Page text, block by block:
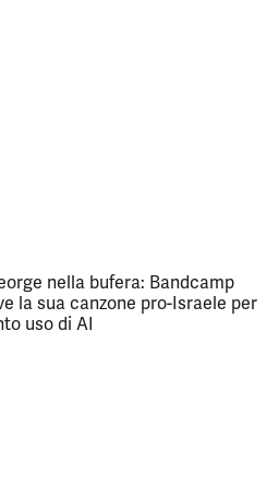
nella bufera: Bandcamp
la sua canzone pro-Israele per
uso di AI